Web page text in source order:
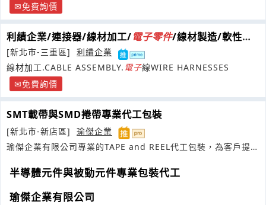
免費詢價
利績企業/連接器/線材加工/電子零件/線材製造/軟性扁
平排線/連接器製
[新北市-三重區]
利績企業
線材加工.CABLE ASSEMBLY. 電子線WIRE HARNESSES
免費詢價
SMT載帶與SMD捲帶專業代工包裝
[新北市-新店區]
瑜傑企業
瑜傑企業有限公司專業的TAPE and REEL代工包裝，為客戶提供
半導體元件與被動元件專業包裝代工
瑜傑企業有限公司